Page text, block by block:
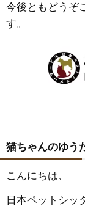
今後ともどうぞ
す。
猫ちゃんのゆう
こんにちは、
日本ペットシッ